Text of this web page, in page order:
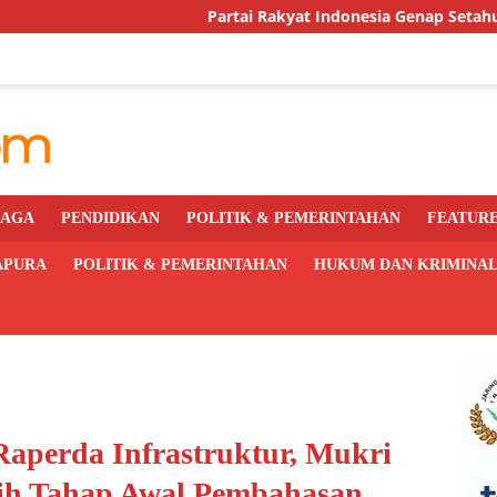
Partai Rakyat Indonesia Genap Setahun, DPC Kota
PENDIDIKAN POLITIK & PEMERINTAHAN
POLITIK & PEMERINTAHAN HUKUM DAN KRIMINAL
Infrastruktur, Mukri